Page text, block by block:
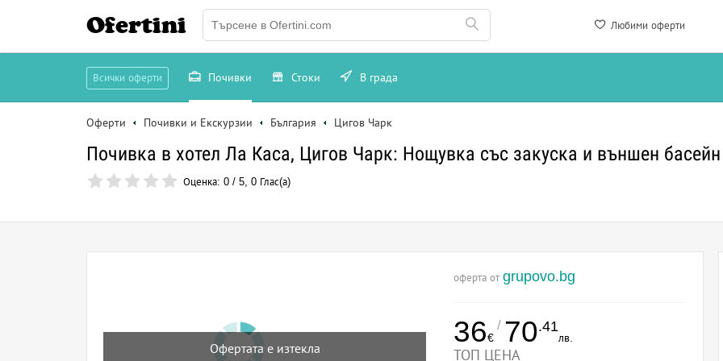
Любими оферти
Ofertini
Всички оферти Почивки Стоки В града
Оферти Почивки и Екскурзии България Цигов Чарк
Почивка в хотел Ла Каса, Цигов Чарк: Нощувка със закуска и външен басейн
Оценка: 0 / 5, 0 Глас(а)
Офертата е изтекла
оферта от grupovo.bg
36€
/ 70.41
лв.
ТОП ЦЕНА